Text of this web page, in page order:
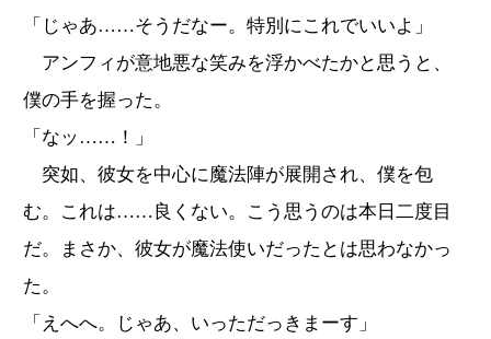
「じゃあ……そうだなー。特別にこれでいいよ」
アンフィが意地悪な笑みを浮かべたかと思うと、
僕の手を握った。
「なッ……！」
突如、彼女を中心に魔法陣が展開され、僕を包
む。これは……良くない。こう思うのは本日二度目
だ。まさか、彼女が魔法使いだったとは思わなかっ
た。
「えへへ。じゃあ、いっただっきまーす」